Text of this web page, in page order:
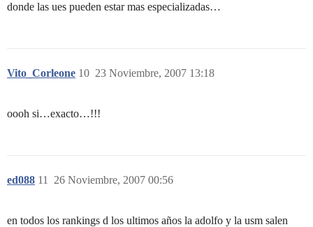
donde las ues pueden estar mas especializadas…
Vito_Corleone 23 Noviembre, 2007 13:18
10
oooh si…exacto…!!!
ed088 26 Noviembre, 2007 00:56
11
en todos los rankings d los ultimos años la adolfo y la usm salen